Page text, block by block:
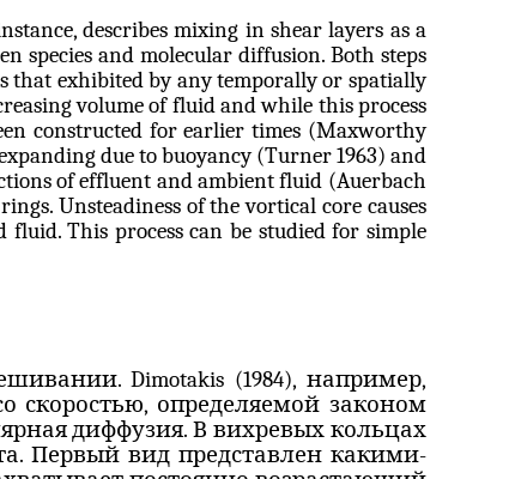
describes mixing in shear layers as a
species and molecular diffusion. Both steps
that exhibited by any temporally or spatially
volume of fluid and while this process
constructed for earlier times (Maxworthy
due to buoyancy (Turner 1963) and
of effluent and ambient fluid (Auerbach
Unsteadiness of thevortical core causes
This process can be studied for simple
Dimotakis (1984), например,
скоростью, определяемой законом
диффузия. В вихревых кольцах
Первый вид представлен какими-